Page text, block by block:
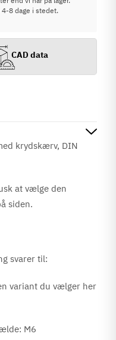
krydskærv, DIN
at vælge den
siden.
svarer til:
variant du vælger her
M6
8 dage i stedet.
CAD data